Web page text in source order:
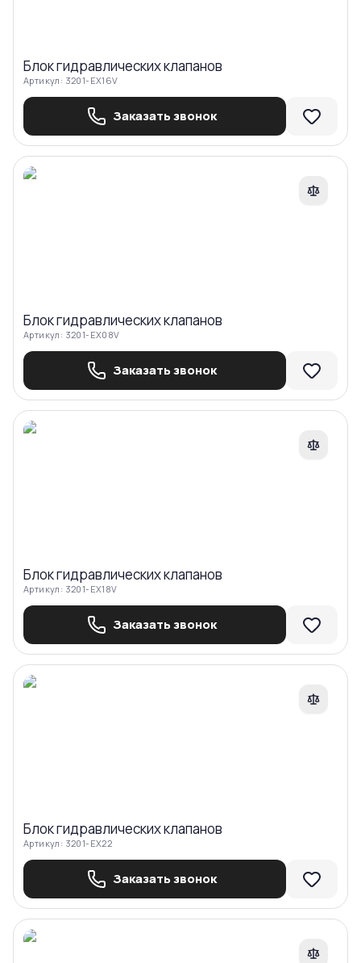
Блок гидравлических клапанов
Артикул: 3201-EX16V
Заказать звонок
Блок гидравлических клапанов
Артикул: 3201-EX08V
Заказать звонок
Блок гидравлических клапанов
Артикул: 3201-EX18V
Заказать звонок
Блок гидравлических клапанов
Артикул: 3201-EX22
Заказать звонок